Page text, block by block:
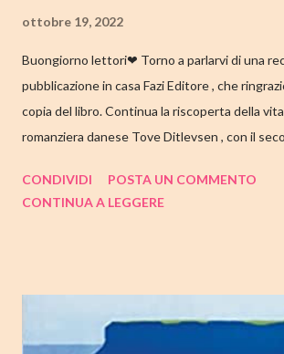
ottobre 19, 2022
Buongiorno lettori❤ Torno a parlarvi di una
pubblicazione in casa Fazi Editore , che
copia del libro. Continua la riscoperta della
romanziera danese Tove Ditlevsen , con il
come sempre, trovate tutte le mie impressioni
14.25/EBOOK 8.99 Link Amazon TRAMA
secondo capitolo della trilogia di Copenaghen,
CONDIVIDI
POSTA UN COMMENTO
CONTINUA A LEGGERE